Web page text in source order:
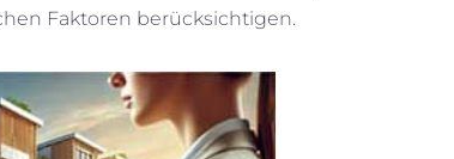
Faktoren berücksichtigen.